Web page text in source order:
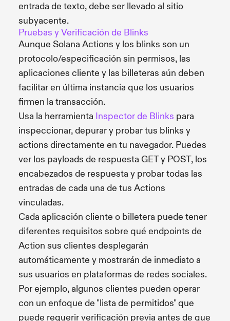
entrada de texto, debe ser llevado al sitio
subyacente.
Pruebas y Verificación de Blinks
Aunque Solana Actions y los blinks son un
protocolo/especificación sin permisos, las
aplicaciones cliente y las billeteras aún deben
facilitar en última instancia que los usuarios
firmen la transacción.
Usa la herramienta Inspector de Blinks para
inspeccionar, depurar y probar tus blinks y
actions directamente en tu navegador. Puedes
ver los payloads de respuesta GET y POST, los
encabezados de respuesta y probar todas las
entradas de cada una de tus Actions
vinculadas.
Cada aplicación cliente o billetera puede tener
diferentes requisitos sobre qué endpoints de
Action sus clientes desplegarán
automáticamente y mostrarán de inmediato a
sus usuarios en plataformas de redes sociales.
Por ejemplo, algunos clientes pueden operar
con un enfoque de "lista de permitidos" que
puede requerir verificación previa antes de que